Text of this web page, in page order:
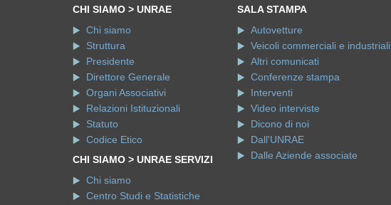
CHI SIAMO > UNRAE
Chi siamo
Struttura
Presidente
Direttore Generale
Organi Associativi
Relazioni Istituzionali
Statuto
Codice Etico
CHI SIAMO > UNRAE SERVIZI
Chi siamo
Centro Studi e Statistiche
SALA STAMPA
Autovetture
Veicoli commerciali e industriali
Altri comunicati
Conferenze stampa
Interventi
Video interviste
Dicono di noi
Dall'UNRAE
Dalle Aziende associate